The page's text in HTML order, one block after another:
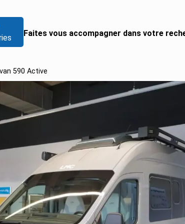
RECHERCHER UN CAMPING-CAR
Rechercher un fourgon aménagé
Rechercher un intégral
Rechercher un van
Voir tous les camping-car pro
Faites vous accompagner dans votre
590 Active